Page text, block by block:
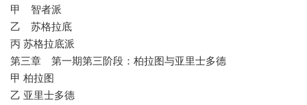
甲 智者派
乙 苏格拉底
丙 苏格拉底派
第三章 第一期第三阶段：柏拉图与亚里士多德
甲 柏拉图
乙 亚里士多德